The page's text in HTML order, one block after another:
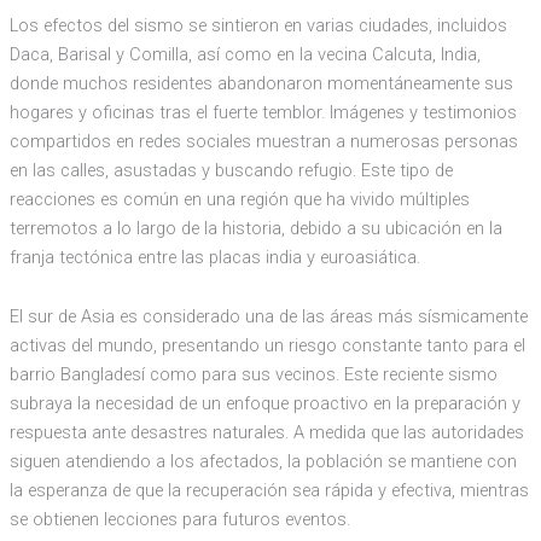
Los efectos del sismo se sintieron en varias ciudades, incluidos
Daca, Barisal y Comilla, así como en la vecina Calcuta, India,
donde muchos residentes abandonaron momentáneamente sus
hogares y oficinas tras el fuerte temblor. Imágenes y testimonios
compartidos en redes sociales muestran a numerosas personas
en las calles, asustadas y buscando refugio. Este tipo de
reacciones es común en una región que ha vivido múltiples
terremotos a lo largo de la historia, debido a su ubicación en la
franja tectónica entre las placas india y euroasiática.
El sur de Asia es considerado una de las áreas más sísmicamente
activas del mundo, presentando un riesgo constante tanto para el
barrio Bangladesí como para sus vecinos. Este reciente sismo
subraya la necesidad de un enfoque proactivo en la preparación y
respuesta ante desastres naturales. A medida que las autoridades
siguen atendiendo a los afectados, la población se mantiene con
la esperanza de que la recuperación sea rápida y efectiva, mientras
se obtienen lecciones para futuros eventos.